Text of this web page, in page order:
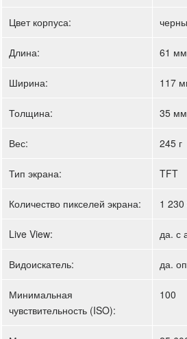
Цвет корпуса:
Длина: 61 мм
Ширина: 117
Толщина: 35 мм
Вес: 245 г
Тип экрана: TFT
Количество пикселей экрана: 1 230
Live View: да. с
Видоискатель: да.
Минимальная
чувствительность (ISO):
100